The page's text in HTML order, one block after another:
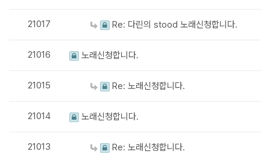
21017 Re: 다린의 stood 노래신청합니다.
21016 노래신청합니다.
21015 Re: 노래신청합니다.
21014 노래신청합니다.
21013 Re: 노래신청합니다.